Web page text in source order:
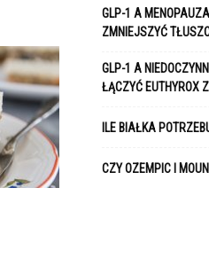
GLP-1 A
ZMNIEJSZYĆ
GLP-1 A
ŁĄCZYĆ EUTHYROX
ILE BIAŁKA
CZY OZEMPIC I